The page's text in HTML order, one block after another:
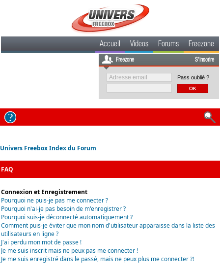
Accueil Videos Forums Freezone
Freezone S'inscrire
Pass oublié ?
Univers Freebox Index du Forum
FAQ
Connexion et Enregistrement
Pourquoi ne puis-je pas me connecter ?
Pourquoi n'ai-je pas besoin de m'enregistrer ?
Pourquoi suis-je déconnecté automatiquement ?
Comment puis-je éviter que mon nom d'utilisateur apparaisse dans la liste des
utilisateurs en ligne ?
J'ai perdu mon mot de passe !
Je me suis inscrit mais ne peux pas me connecter !
Je me suis enregistré dans le passé, mais ne peux plus me connecter ?!